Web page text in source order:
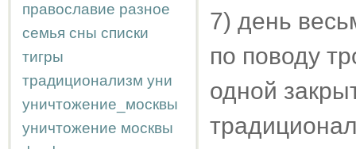
православие разное
семья сны списки
тигры
традиционализм уни
уничтожение_москвы
уничтожение москвы
7) день
по поводу
одной